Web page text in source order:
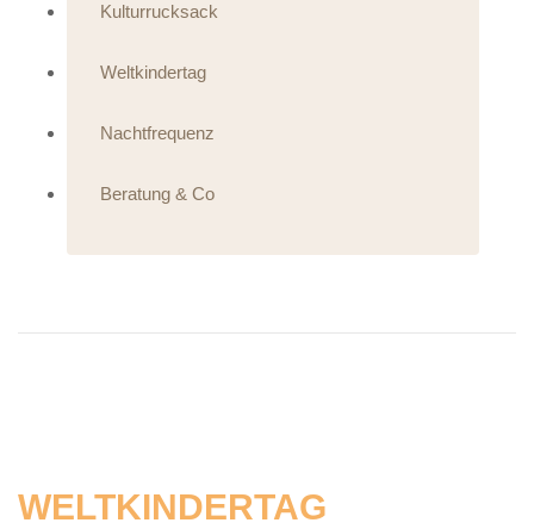
Kulturrucksack
Weltkindertag
Nachtfrequenz
Beratung & Co
WELTKINDERTAG